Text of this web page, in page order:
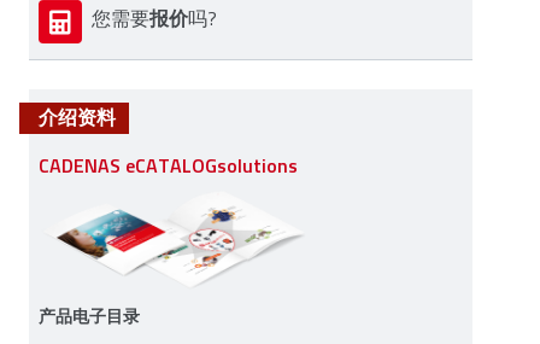
您需要报价吗?
介绍资料
CADENAS eCATALOGsolutions
产品电子目录